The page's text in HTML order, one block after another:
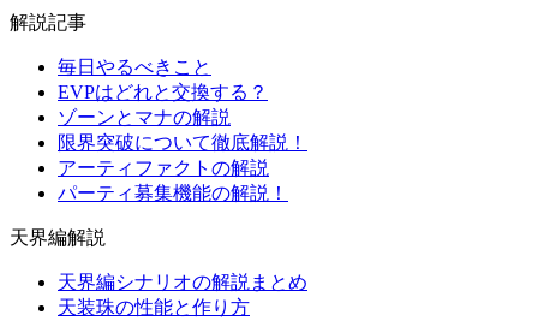
解説記事
毎日やるべきこと
EVPはどれと交換する？
ゾーンとマナの解説
限界突破について徹底解説！
アーティファクトの解説
パーティ募集機能の解説！
天界編解説
天界編シナリオの解説まとめ
天装珠の性能と作り方